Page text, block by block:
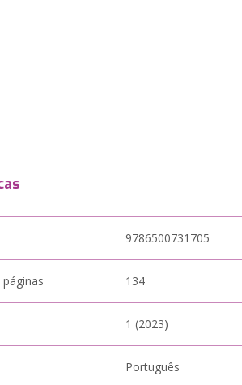
9786500731705
134
1 (2023)
Português